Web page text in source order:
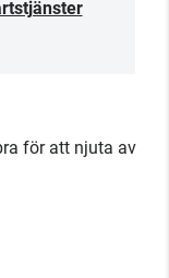
för att njuta av